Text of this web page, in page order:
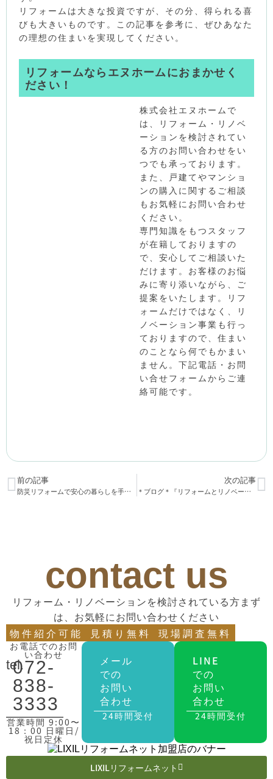
リフォームは大きな投資ですが、その分、得られる喜
びも大きいものです。この記事を参考に、ぜひあなた
の理想の住まいを実現してください。
リフォームならエヌホームにおまかせく
ださい！
株式会社エヌホームで
は、リフォーム・リノベ
ーションを検討されてい
る方のお問い合わせをい
つでも承っております。
また、戸建てやマンショ
ンの購入に関するご相談
もお気軽にお問い合わせ
ください。
専門知識をもつスタッフ
が在籍しておりますの
で、安心してご相談いた
だけます。お客様のお悩
みに寄り添いながら、ご
提案をいたします。リフ
ォームだけではなく、リ
ノベーション事業も行っ
ておりますので、住まい
のことなら何でもかまい
ません。下記電話・お問
い合せフォームからご連
絡可能です。
前の記事
防災リフォームで安心の暮らしを手に入れる
次の記事
＊ブログ＊『リフォームとリノベーションの違い』
contact us
リフォーム・リノベーションを検討されている方まず
は、お気軽にお問い合わせください
物件紹介可能
見積り無料 現場調査無料
お電話でのお問
い合わせ
tel.
072-
838-
3333
営業時間 9:00〜
18：00 日曜日/
祝日定休
メール
での
お問い
合わせ
24時間受付
LINE
での
お問い
合わせ
24時間受付
LIXILリフォームネット